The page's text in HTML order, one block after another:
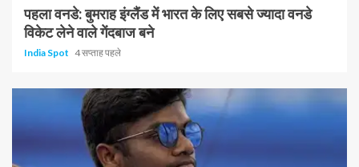
पहला वनडे: बुमराह इंग्लैंड में भारत के लिए सबसे ज्यादा वनडे
विकेट लेने वाले गेंदबाज बने
India Spot 4 सप्ताह पहले